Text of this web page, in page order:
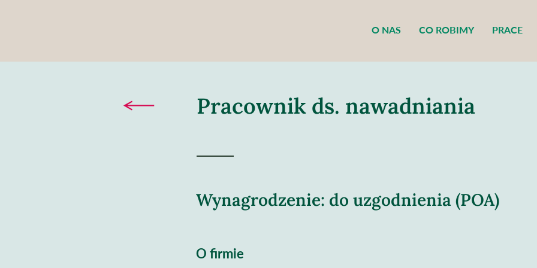
O NAS CO ROBIMY PRACE
Pracownik ds. nawadniania
Wynagrodzenie: do uzgodnienia (POA)
O firmie